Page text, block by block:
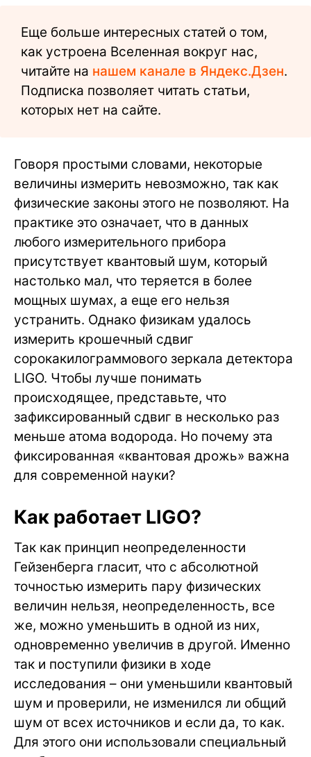
Еще больше интересных статей о том,
как устроена Вселенная вокруг нас,
читайте на нашем канале в Яндекс.Дзен.
Подписка позволяет читать статьи,
которых нет на сайте.
Говоря простыми словами, некоторые
величины измерить невозможно, так как
физические законы этого не позволяют. На
практике это означает, что в данных
любого измерительного прибора
присутствует квантовый шум, который
настолько мал, что теряется в более
мощных шумах, а еще его нельзя
устранить. Однако физикам удалось
измерить крошечный сдвиг
сорокакилограммового зеркала детектора
LIGO. Чтобы лучше понимать
происходящее, представьте, что
зафиксированный сдвиг в несколько раз
меньше атома водорода. Но почему эта
фиксированная «квантовая дрожь» важна
для современной науки?
Как работает LIGO?
Так как принцип неопределенности
Гейзенберга гласит, что с абсолютной
точностью измерить пару физических
величин нельзя, неопределенность, все
же, можно уменьшить в одной из них,
одновременно увеличив в другой. Именно
так и поступили физики в ходе
исследования – они уменьшили квантовый
шум и проверили, не изменился ли общий
шум от всех источников и если да, то как.
Для этого они использовали специальный